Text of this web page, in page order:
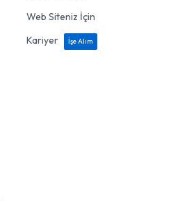
Web Siteniz İçin
Kariyer
İşe Alım